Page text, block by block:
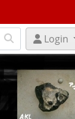
Login